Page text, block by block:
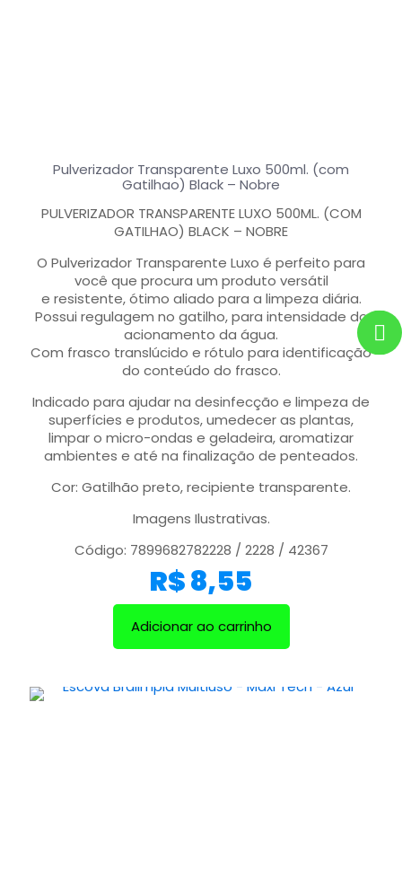
Pulverizador Transparente Luxo 500ml. (com
Gatilhao) Black – Nobre
PULVERIZADOR TRANSPARENTE LUXO 500ML. (COM
GATILHAO) BLACK – NOBRE
O Pulverizador Transparente Luxo é perfeito para
você que procura um produto versátil
e resistente, ótimo aliado para a limpeza diária.
Possui regulagem no gatilho, para intensidade do
acionamento da água.
Com frasco translúcido e rótulo para identificação
do conteúdo do frasco.
Indicado para ajudar na desinfecção e limpeza de
superfícies e produtos, umedecer as plantas,
limpar o micro-ondas e geladeira, aromatizar
ambientes e até na finalização de penteados.
Cor: Gatilhão preto, recipiente transparente.
Imagens Ilustrativas.
Código: 7899682782228 / 2228 / 42367
R$8,55
Adicionar ao carrinho